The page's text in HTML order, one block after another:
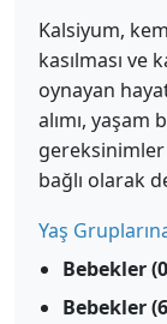
Kalsiyum,
kasılması ve
oynayan
alımı,
bağlı olarak
Yaş
Bebekler
Bebekler